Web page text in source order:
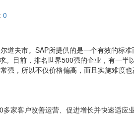
0
道夫市。SAP所提供的是一个有效的标
。目前，排名世界500强的企业，有一半
强，所以不仅价格偏高，而且实施难度
家客户改善运营、促进增长并快速适应